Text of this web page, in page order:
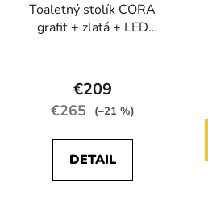
Toaletný stolík CORA
grafit + zlatá + LED
hodnotenie
produktu
z
€209
€265 (–21 %)
DETAIL